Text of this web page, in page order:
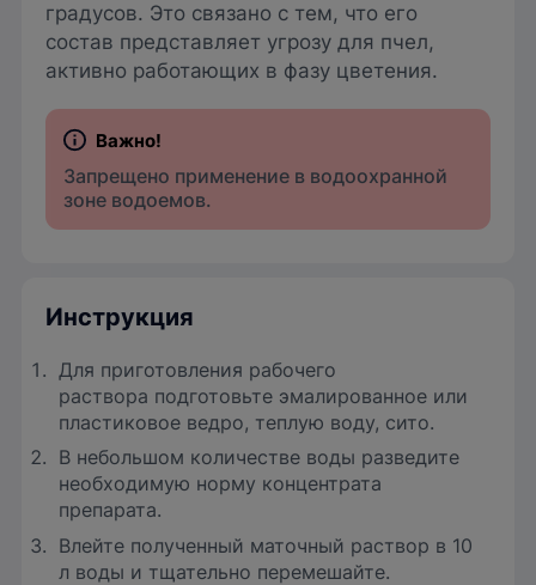
градусов. Это связано с тем, что его
состав представляет угрозу для пчел,
активно работающих в фазу цветения.
Запрещено применение в водоохранной
зоне водоемов.
Инструкция
Для приготовления рабочего
раствора подготовьте эмалированное или
пластиковое ведро, теплую воду, сито.
В небольшом количестве воды разведите
необходимую норму концентрата
препарата.
Влейте полученный маточный раствор в 10
л воды и тщательно перемешайте.